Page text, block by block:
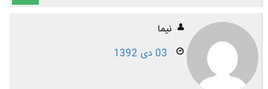
نیما
03 دی 1392